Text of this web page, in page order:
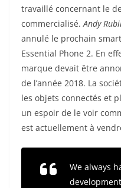
travaillé concernant le
commercialisé. Andy
annulé le prochain
Essential Phone 2. En
marque devait être
de l’année 2018. La
les objets connectés et
un espoir de le voir
est actuellement à
We always